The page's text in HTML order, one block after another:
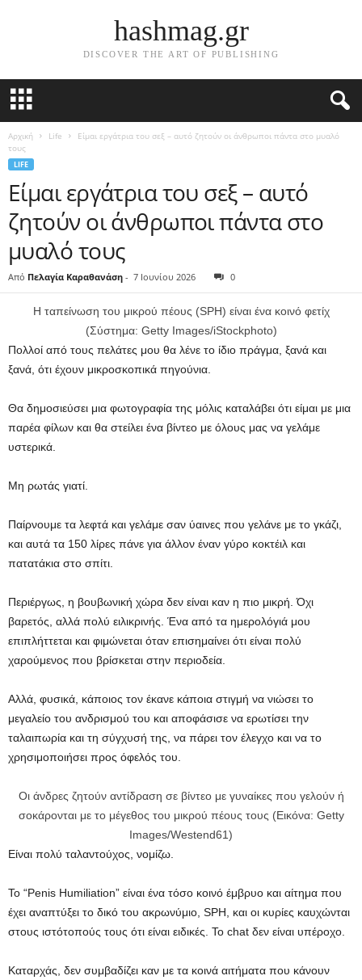
hashmag.gr
DISCOVER THE ART OF PUBLISHING
Αρχική Life
Είμαι εργάτρια του σεξ – αυτό ζητούν οι άνθρωποι πάντα στο μυαλό
τους
LIFE
Είμαι εργάτρια του σεξ – αυτό
ζητούν οι άνθρωποι πάντα στο
μυαλό τους
Από Πελαγία Καραθανάση - 7 Ιουνίου 2026 0
Η ταπείνωση του μικρού πέους (SPH) είναι ένα κοινό φετίχ
(Σύστημα: Getty Images/iStockphoto)
Πολλοί από τους πελάτες μου θα λένε το ίδιο πράγμα, ξανά και
ξανά, ότι έχουν μικροσκοπικά πηγούνια.
Θα δημοσιεύσει μια φωτογραφία της μόλις καταλάβει ότι είμαι με μια
παρέα φίλων και θα στείλει ένα βίντεο με όλους μας να γελάμε
υστερικά.
Μη ρωτάς γιατί.
Παίρνουμε τα λεφτά και γελάμε σαν ύαινες που γελάνε με το γκάζι,
και αυτά τα 150 λίρες πάνε για άλλον έναν γύρο κοκτέιλ και
πατατάκια στο σπίτι.
Περιέργως, η βουβωνική χώρα δεν είναι καν η πιο μικρή. Όχι
βαρετός, αλλά πολύ ειλικρινής. Ένα από τα ημερολόγιά μου
επιπλήττεται και φιμώνεται όταν επισημαίνει ότι είναι πολύ
χαρούμενος που βρίσκεται στην περιοδεία.
Αλλά, φυσικά, κάποιος τον έκανε κάποια στιγμή να νιώσει το
μεγαλείο του ανδρισμού του και αποφάσισε να ερωτίσει την
ταλαιπωρία και τη σύγχυσή της, να πάρει τον έλεγχο και να το
χρησιμοποιήσει προς όφελός του.
Οι άνδρες ζητούν αντίδραση σε βίντεο με γυναίκες που γελούν ή
σοκάρονται με το μέγεθος του μικρού πέους τους (Εικόνα: Getty
Images/Westend61)
Είναι πολύ ταλαντούχος, νομίζω.
Το “Penis Humiliation” είναι ένα τόσο κοινό έμβρυο και αίτημα που
έχει αναπτύξει το δικό του ακρωνύμιο, SPH, και οι κυρίες καυχώνται
στους ιστότοπούς τους ότι είναι ειδικές. Το chat δεν είναι υπέροχο.
Καταρχάς, δεν συμβαδίζει καν με τα κοινά αιτήματα που κάνουν